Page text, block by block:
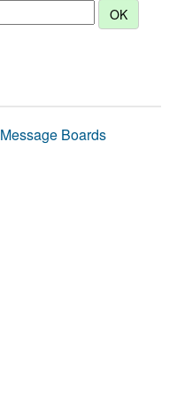
Message Boards